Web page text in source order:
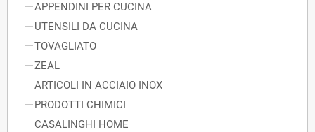
APPENDINI PER CUCINA
UTENSILI DA CUCINA
TOVAGLIATO
ZEAL
ARTICOLI IN ACCIAIO INOX
PRODOTTI CHIMICI
CASALINGHI HOME